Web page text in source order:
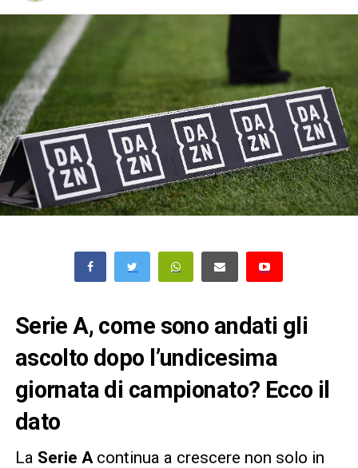
Serie A, come sono andati gli
ascolto dopo l’undicesima
giornata di campionato? Ecco il
dato
La Serie Acontinua a crescere non solo in